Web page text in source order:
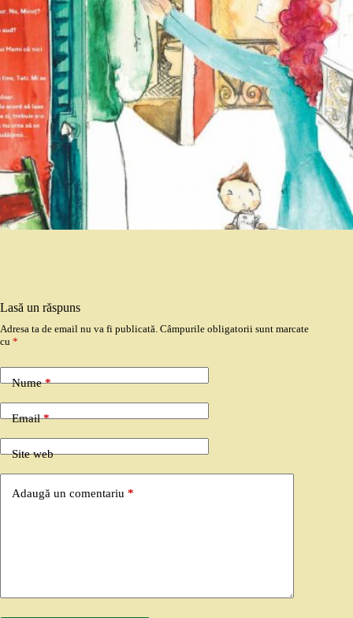
Lasă un răspuns
Adresa ta de email nu va fi publicată. Câmpurile obligatorii sunt marcate
cu *
Nume*
Email*
Site web
Adaugă un comentariu *